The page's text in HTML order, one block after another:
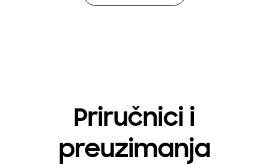
Priručnici i
preuzimanja